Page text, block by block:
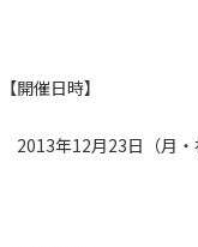
【開催日時】
2013年12月23日（月